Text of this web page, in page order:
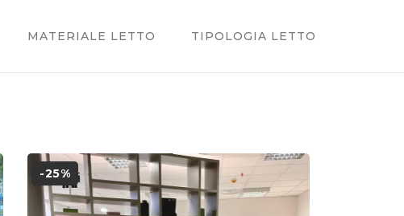
MATERIALE LETTO TIPOLOGIA LETTO
-25%